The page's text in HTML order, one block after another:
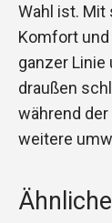
Wahl ist. Mit
Komfort
ganzer
draußen
während der
weitere